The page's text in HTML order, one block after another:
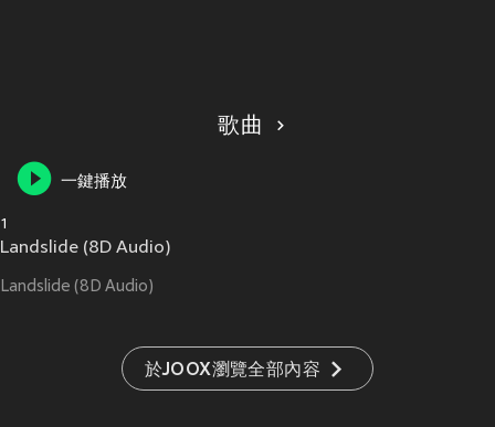
歌曲
一鍵播放
1
Landslide (8D Audio)
Landslide (8D Audio)
於JOOX瀏覽全部內容